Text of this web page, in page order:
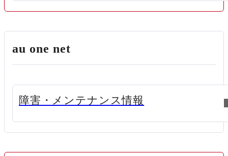
au one net
障害・メンテナンス情報